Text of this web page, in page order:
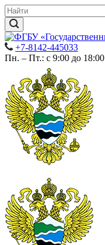
+7-8142-445033
Пн. – Пт.: с 9:00 до 18:00